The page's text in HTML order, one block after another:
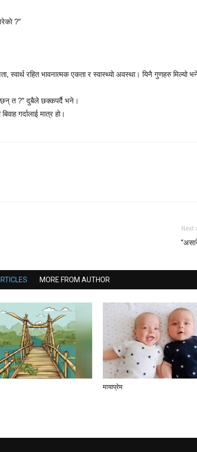
?”
स्वार्थ रहित भावनात्मक एकता र स्वास्थ्याे अवस्था। यिनै गुणहरु मिल्यो
त ?” दुबैले छक्कपर्दै भने।
गर्दालाई मात्र हाे।
Next
MORE FROM AUTHOR
मायाप्रेम